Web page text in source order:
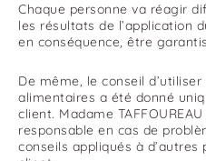
Chaque personne va réagir
les résultats de l’application
en conséquence, être
De même, le conseil
alimentaires a été donné
client. Madame
responsable en cas de
conseils appliqués à d’autres